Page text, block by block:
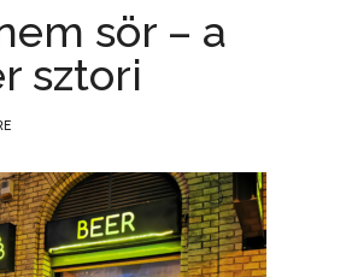
sör – a
sztori